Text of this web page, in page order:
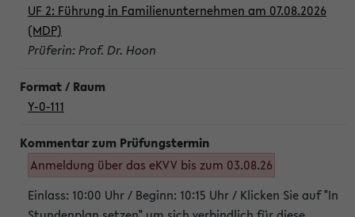
UF 2: Führung in Familienunternehmen am 07.08.2026
(MDP)
Prüferin: Prof. Dr. Hoon
Y-0-111
Anmeldung über das eKVV bis zum 03.08.26
Einlass: 10:00 Uhr / Beginn: 10:15 Uhr / Klicken Sie auf "In